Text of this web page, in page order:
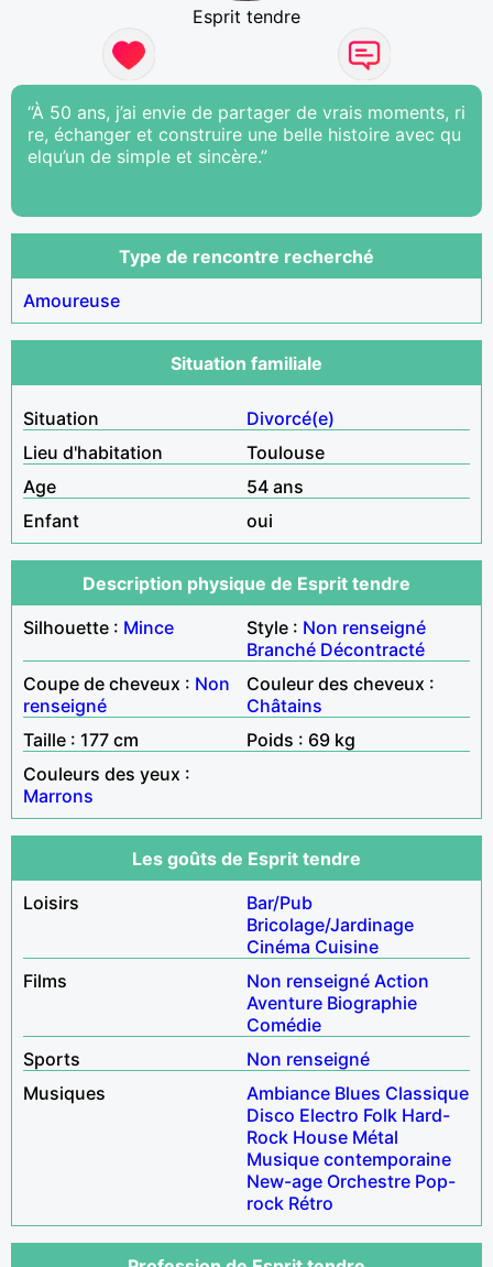
Esprit tendre
“À 50 ans, j’ai envie de partager de vrais moments, ri
re, échanger et construire une belle histoire avec qu
elqu’un de simple et sincère.”
Type de rencontre recherché
Amoureuse
Situation familiale
Situation
Divorcé(e)
Lieu d'habitation
Toulouse
Age
54 ans
Enfant
oui
Description physique de Esprit tendre
Silhouette : Mince Style : Non renseigné
Branché Décontracté
Coupe de cheveux : Non
renseigné
Couleur des cheveux :
Châtains
Taille : 177 cm
Poids : 69 kg
Couleurs des yeux :
Marrons
Les goûts de Esprit tendre
Loisirs
Bar/Pub
Bricolage/Jardinage
Cinéma Cuisine
Films
Non renseigné Action
Aventure Biographie
Comédie
Sports
Non renseigné
Musiques
Ambiance Blues Classique
Disco Electro Folk Hard-
Rock House Métal
Musique contemporaine
New-age Orchestre Pop-
rock Rétro